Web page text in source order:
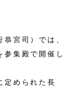
宮司）では、
集殿で開催し
められた長